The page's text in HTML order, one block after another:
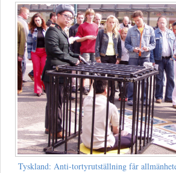
Tyskland: Anti-tortyrutställning får